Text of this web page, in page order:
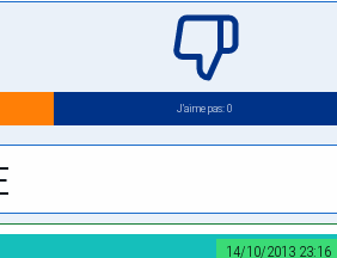
J’aime pas: 0
14/10/2013 23:16